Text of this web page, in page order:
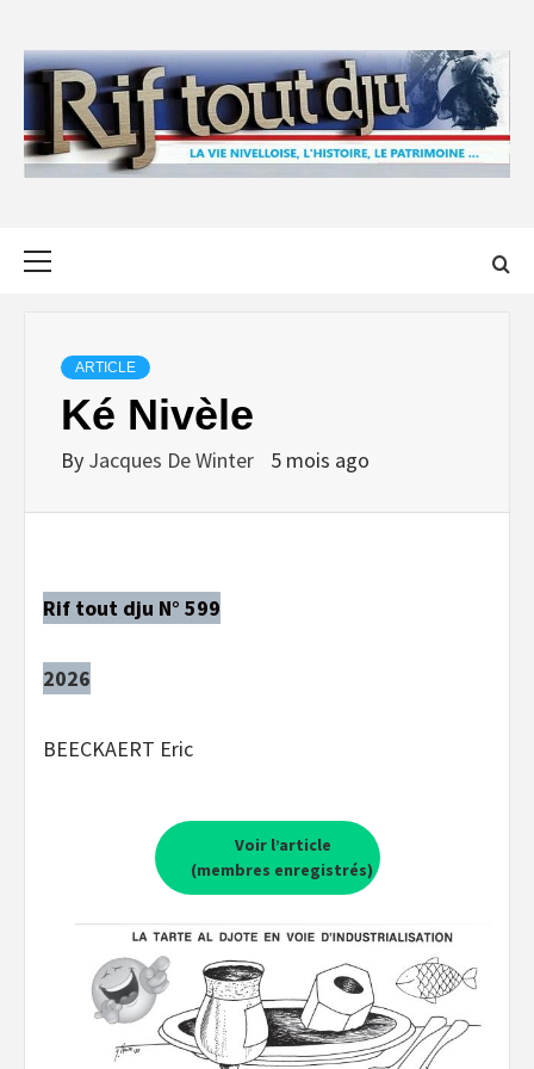
content
ARTICLE
Ké Nivèle
By Jacques De Winter 5 mois ago
Rif tout dju N° 599
2026
BEECKAERT Eric
Voir l’article
(membres enregistrés)